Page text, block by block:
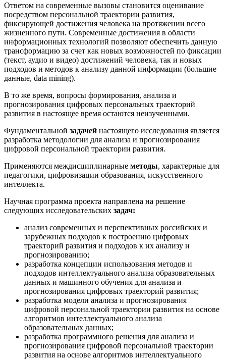
Ответом на современные вызовы становится оценивание
посредством персональной траектории развития,
фиксирующей достижения человека на протяжении всего
жизненного пути. Современные достижения в области
информационных технологий позволяют обеспечить данную
трансформацию за счет как новых возможностей по фиксации
(текст, аудио и видео) достижений человека, так и новых
подходов и методов к анализу данной информации (большие
данные, data mining).
В то же время, вопросы формирования, анализа и
прогнозирования цифровых персональных траекторий
развития в настоящее время остаются неизученными.
Фундаментальной задачей настоящего исследования является
разработка методологии для анализа и прогнозирования
цифровой персональной траектории развития.
Применяются междисциплинарные методы, характерные для
педагогики, цифровизации образования, искусственного
интеллекта.
Научная программа проекта направлена на решение
следующих исследовательских задач:
анализ современных и перспективных российских и
зарубежных подходов к построению цифровых
траекторий развития и подходов к их анализу и
прогнозированию;
разработка концепции использования методов и
подходов интеллектуального анализа образовательных
данных и машинного обучения для анализа и
прогнозирования цифровых траекторий развития;
разработка модели анализа и прогнозирования
цифровой персональной траектории развития на основе
алгоритмов интеллектуального анализа
образовательных данных;
разработка программного решения для анализа и
прогнозирования цифровой персональной траектории
развития на основе алгоритмов интеллектуального